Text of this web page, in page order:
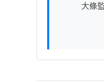
大條監